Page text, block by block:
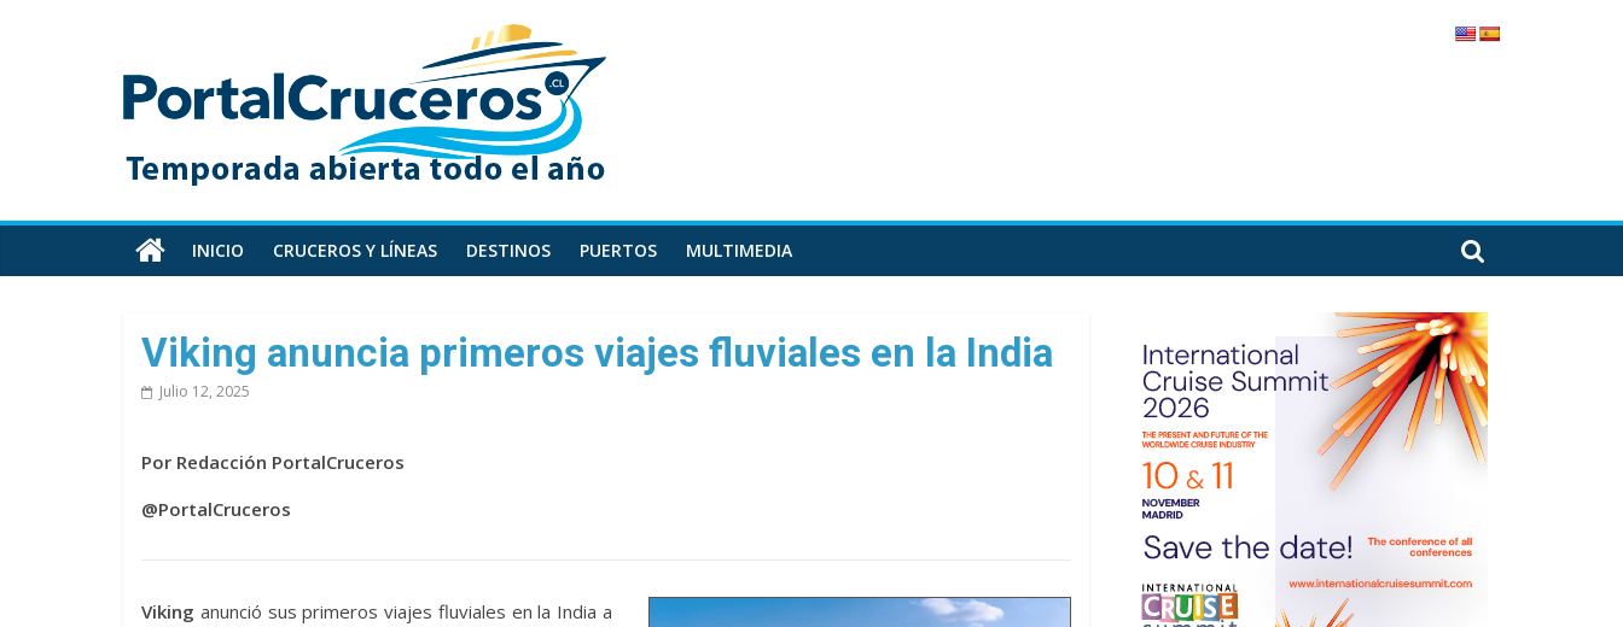
PortalCruceros
Toda
información
cruceros
en
un
sitio
INICIO CRUCEROS Y LÍNEAS DESTINOS PUERTOS MULTIMEDIA
Viking anuncia primeros viajes fluviales en la India
Julio 12, 2025
Por Redacción PortalCruceros
@PortalCruceros
Viking anunció sus primeros viajes fluviales en la India a